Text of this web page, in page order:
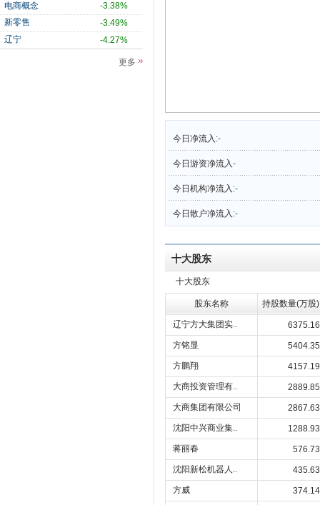
电商概念
-3.38%
新零售
-3.49%
辽宁
-4.27%
更多
今日净流入:-
今日游资净流入-
今日机构净流入:-
今日散户净流入:-
十大股东
十大股东
股东名称 持股数量(万股)
辽宁方大集团实..
6375.16
方铭显
5404.35
方鹏翔
4157.19
大商投资管理有..
2889.85
大商集团有限公司
2867.63
沈阳中兴商业集..
1288.93
蒋丽春
576.73
沈阳新松机器人..
435.63
方威
374.14